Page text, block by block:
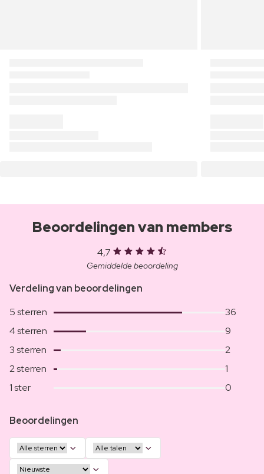
Beoordelingen van members
4,7
Gemiddelde beoordeling
Verdeling van beoordelingen
5 sterren
36
4 sterren
9
3 sterren
2
2 sterren
1
1 ster
0
Beoordelingen